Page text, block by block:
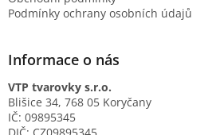
Podmínky ochrany osobních údajů
Informace o nás
VTP tvarovky s.r.o.
Blišice 34, 768 05 Koryčany
IČ: 09895345